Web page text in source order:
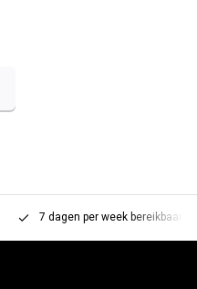
7 dagen per week bereikbaar